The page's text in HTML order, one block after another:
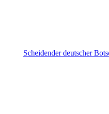
Scheidender deutscher